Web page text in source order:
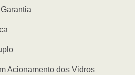
Acionamento dos Vidros